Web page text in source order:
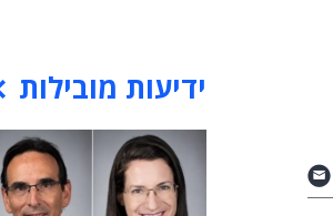
ידיעות מובילות